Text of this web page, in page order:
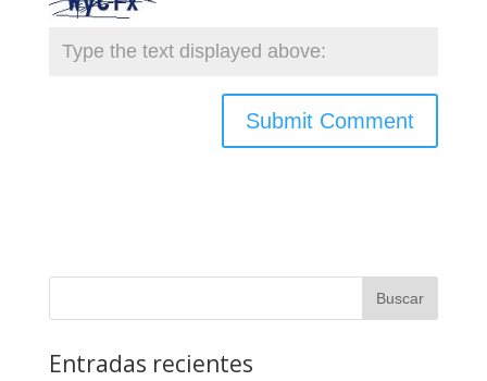
Entradas recientes